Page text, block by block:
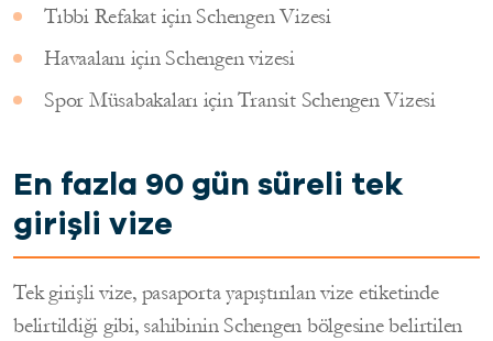
Tıbbi Refakat için Schengen Vizesi
Havaalanı için Schengen vizesi
Spor Müsabakaları için Transit Schengen Vizesi
En fazla 90 gün süreli tek
girişli vize
Tek girişli vize, pasaporta yapıştırılan vize etiketinde
belirtildiği gibi, sahibinin Schengen bölgesine belirtilen